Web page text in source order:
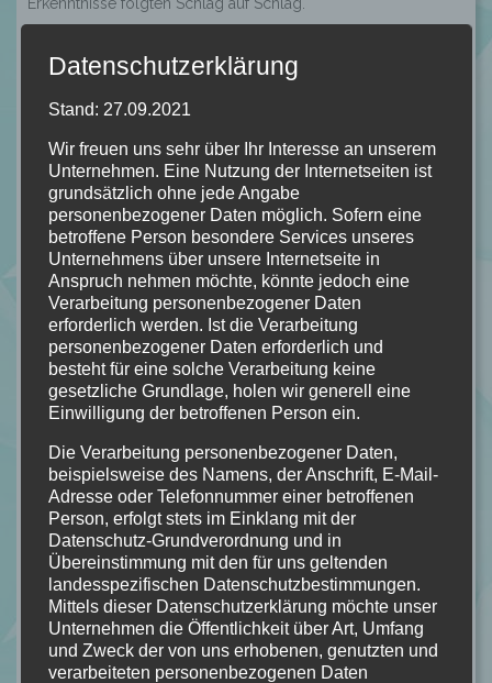
dafür leider zu schwach. Ich hätte mir vielleicht eine Art
Zusammenschluss gewünscht, ein Befriedigendes Ende für
abgefrühstückt, das mildert leider ein wenig mein
Gesamterlebnis.
“Ich habe meine eigenen
Gespenster. Ich trage sie mit mir,
wohin ich auch immer ich gehe.” S.
90
Von mir bekommt "Sommernacht" von Lucy Foley
4/5 Sternen!
Datenschutzerklärung
Stand: 27.09.2021
Wir freuen uns sehr über Ihr Interesse an unserem
Unternehmen. Eine Nutzung der Internetseiten ist
grundsätzlich ohne jede Angabe
personenbezogener Daten möglich. Sofern eine
betroffene Person besondere Services unseres
Unternehmens über unsere Internetseite in
Anspruch nehmen möchte, könnte jedoch eine
Verarbeitung personenbezogener Daten
erforderlich werden. Ist die Verarbeitung
personenbezogener Daten erforderlich und
besteht für eine solche Verarbeitung keine
gesetzliche Grundlage, holen wir generell eine
Einwilligung der betroffenen Person ein.
Die Verarbeitung personenbezogener Daten,
beispielsweise des Namens, der Anschrift, E-Mail-
Adresse oder Telefonnummer einer betroffenen
Person, erfolgt stets im Einklang mit der
Datenschutz-Grundverordnung und in
Übereinstimmung mit den für uns geltenden
landesspezifischen Datenschutzbestimmungen.
Mittels dieser Datenschutzerklärung möchte unser
Unternehmen die Öffentlichkeit über Art, Umfang
und Zweck der von uns erhobenen, genutzten und
verarbeiteten personenbezogenen Daten